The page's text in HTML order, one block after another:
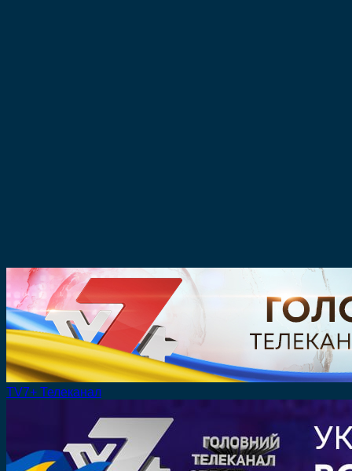
TV7+ Телеканал